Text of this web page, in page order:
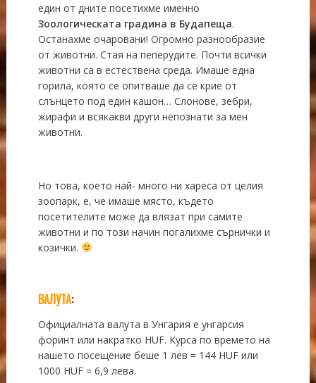
един от дните посетихме именно
Зоологическата градина в Будапеща.
Останахме очаровани! Огромно разнообразие
от животни. Стая на пеперудите. Почти всички
животни са в естествена среда. Имаше една
горила, която се опитваше да се крие от
слънцето под един кашон… Слонове, зебри,
жирафи и всякакви други непознати за мен
животни.
Но това, което най- много ни хареса от целия
зоопарк, е, че имаше място, където
посетителите може да влязат при самите
животни и по този начин погалихме сърнички и
козички.
ВАЛУТА:
Официалната валута в Унгария е унгарсия
форинт или накратко HUF. Курса по времето на
нашето посещение бешe 1 лев = 144 HUF или
1000 HUF = 6,9 лева.